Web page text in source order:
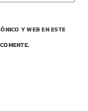
Y WEB EN ESTE